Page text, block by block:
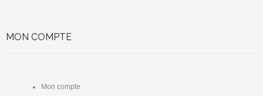
MON COMPTE
Mon compte